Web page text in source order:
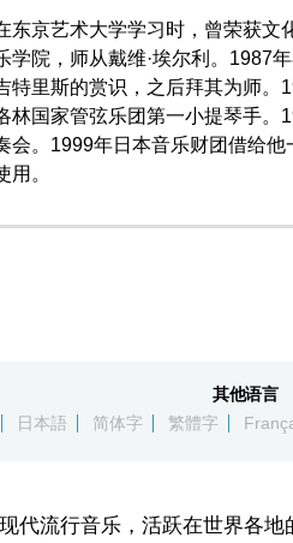
东京艺术大学学习时，曾荣获文
学院，师从戴维·埃尔利。1987
特里斯的赏识，之后拜其为师。
林国家管弦乐团第一小提琴手。
会。1999年日本音乐财团借给他
用。
其他语言
日本語 简体字 繁體字
代流行音乐，活跃在世界各